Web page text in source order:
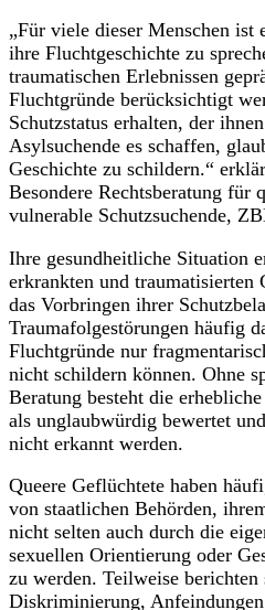
„Für viele dieser Menschen ist
ihre Fluchtgeschichte zu
traumatischen Erlebnissen
Fluchtgründe berücksichtigt
Schutzstatus erhalten, der
Asylsuchende es schaffen,
Geschichte zu schildern.“
Besondere Rechtsberatung für
vulnerable Schutzsuchende,
Ihre gesundheitliche Situation
erkrankten und traumatisierten
das Vorbringen ihrer
Traumafolgestörungen häufig
Fluchtgründe nur
nicht schildern können. Ohne
Beratung besteht die
als unglaubwürdig bewertet
nicht erkannt werden.
Queere Geflüchtete haben
von staatlichen Behörden,
nicht selten auch durch die
sexuellen Orientierung oder
zu werden. Teilweise berichten
Diskriminierung,